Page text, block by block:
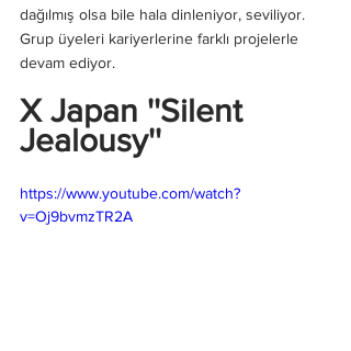
dağılmış olsa bile hala dinleniyor, seviliyor.
Grup üyeleri kariyerlerine farklı projelerle
devam ediyor.
X Japan ''Silent
Jealousy''
https://www.youtube.com/watch?
v=Oj9bvmzTR2A